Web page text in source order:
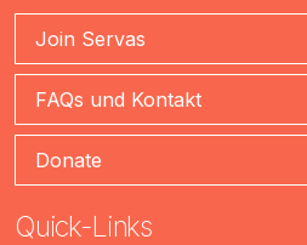
Join Servas
FAQs und Kontakt
Donate
Quick-Links